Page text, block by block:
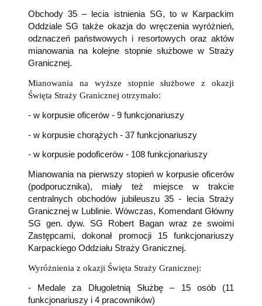
Obchody 35 – lecia istnienia SG, to w Karpackim
Oddziale SG także okazja do wręczenia wyróżnień,
odznaczeń państwowych i resortowych oraz aktów
mianowania na kolejne stopnie służbowe w Straży
Granicznej.
Mianowania na wyższe stopnie służbowe z okazji
Święta Straży Granicznej otrzymało:
- w korpusie oficerów - 9 funkcjonariuszy
- w korpusie chorążych - 37 funkcjonariuszy
- w korpusie podoficerów - 108 funkcjonariuszy
Mianowania na pierwszy stopień w korpusie oficerów
(podporucznika), miały też miejsce w trakcie
centralnych obchodów jubileuszu 35 - lecia Straży
Granicznej w Lublinie. Wówczas, Komendant Główny
SG gen. dyw. SG Robert Bagan wraz ze swoimi
Zastępcami, dokonał promocji 15 funkcjonariuszy
Karpackiego Oddziału Straży Granicznej.
Wyróżnienia z okazji Święta Straży Granicznej:
- Medale za Długoletnią Służbę – 15 osób (11
funkcjonariuszy i 4 pracowników)